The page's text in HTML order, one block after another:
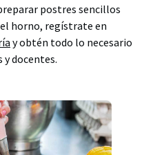
postres sencillos
horno, regístrate en
y obtén todo lo necesario
y docentes.